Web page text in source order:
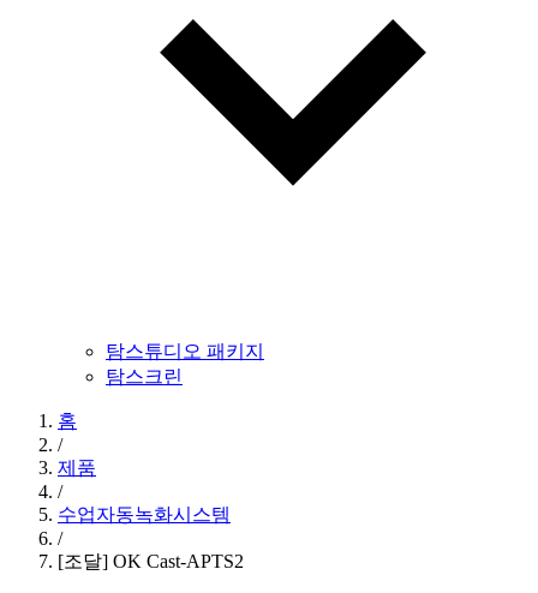
탐스튜디오 패키지
탐스크린
홈
/
제품
/
수업자동녹화시스템
/
[조달] OK Cast-APTS2